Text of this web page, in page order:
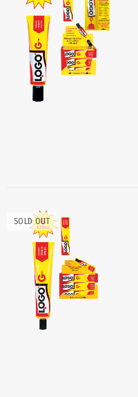
SOLD OUT